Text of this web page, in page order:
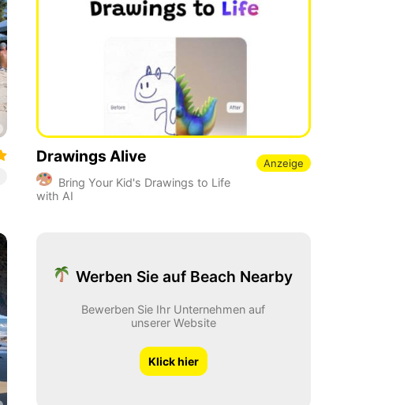
Drawings Alive
Bring Your Kid's Drawings to Life
with AI
Anzeige
Werben Sie auf Beach Nearby
Bewerben Sie Ihr Unternehmen auf
unserer Website
Klick hier